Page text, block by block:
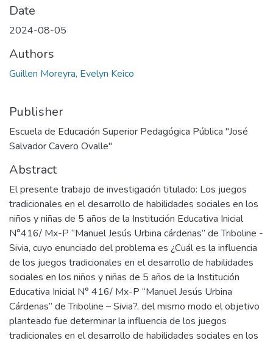
Date
2024-08-05
Authors
Guillen Moreyra, Evelyn Keico
Publisher
Escuela de Educación Superior Pedagógica Pública "José
Salvador Cavero Ovalle"
Abstract
El presente trabajo de investigación titulado: Los juegos
tradicionales en el desarrollo de habilidades sociales en los
niños y niñas de 5 años de la Institución Educativa Inicial
N°416/ Mx-P “Manuel Jesús Urbina cárdenas” de Triboline -
Sivia, cuyo enunciado del problema es ¿Cuál es la influencia
de los juegos tradicionales en el desarrollo de habilidades
sociales en los niños y niñas de 5 años de la Institución
Educativa Inicial N° 416/ Mx-P “Manuel Jesús Urbina
Cárdenas” de Triboline – Sivia?, del mismo modo el objetivo
planteado fue determinar la influencia de los juegos
tradicionales en el desarrollo de habilidades sociales en los